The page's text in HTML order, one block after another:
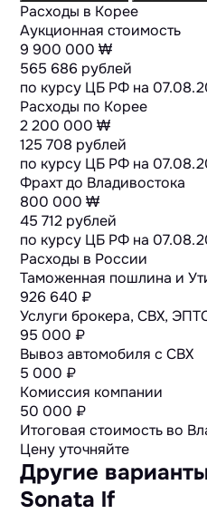
Расходы в Корее
Аукционная стоимость
9 900 000 ₩
565 686 рублей
по курсу ЦБ РФ на
Расходы по Корее
2 200 000 ₩
125 708 рублей
по курсу ЦБ РФ на
Фрахт до Владивостока
800 000 ₩
45 712 рублей
по курсу ЦБ РФ на
Расходы в России
Таможенная пошлина и
926 640 ₽
Услуги брокера, СВХ,
95 000 ₽
Вывоз автомобиля с СВХ
5 000 ₽
Комиссия компании
50 000 ₽
Итоговая стоимость во
Цену уточняйте
Другие
Sonata lf